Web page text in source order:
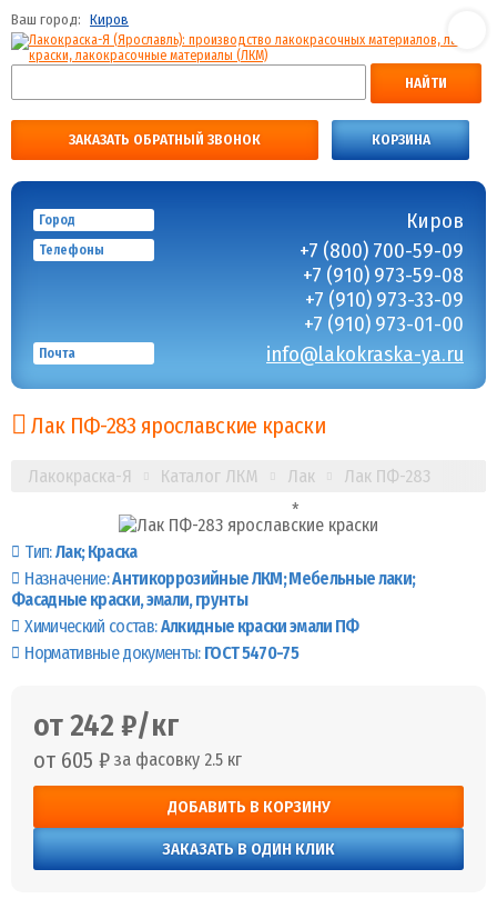
Ваш город: Киров
НАЙТИ
ЗАКАЗАТЬ ОБРАТНЫЙ ЗВОНОК КОРЗИНА
Город Киров
Телефоны
+7 (800) 700-59-09
+7 (910) 973-59-08
+7 (910) 973-33-09
+7 (910) 973-01-00
Почта info@lakokraska-ya.ru
Лак ПФ-283 ярославские краски
Лакокраска-Я Каталог ЛКМ Лак Лак ПФ-283
Тип:Лак Краска
Назначение:Антикоррозийные ЛКМ Мебельные лаки
Фасадные краски, эмали, грунты
Химический состав:Алкидные краски эмали ПФ
Нормативные документы: ГОСТ 5470-75
от 242 ₽/кг
от 605 ₽ за фасовку 2.5 кг
ДОБАВИТЬ В КОРЗИНУ
ЗАКАЗАТЬ В ОДИН КЛИК